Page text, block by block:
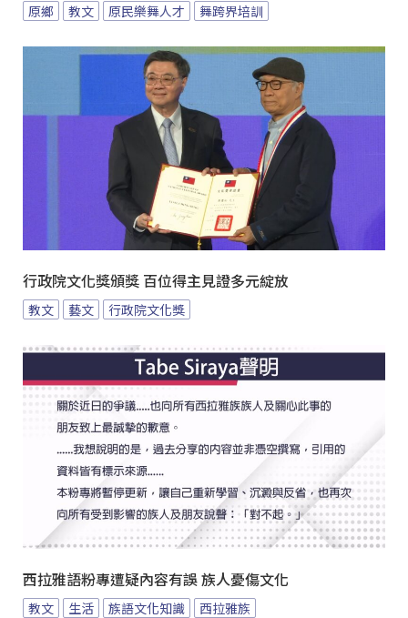
原鄉 教文 原民樂舞人才 舞跨界培訓
行政院文化獎頒獎 百位得主見證多元綻放
教文 藝文 行政院文化獎
西拉雅語粉專遭疑內容有誤 族人憂傷文化
教文 生活 族語文化知識 西拉雅族